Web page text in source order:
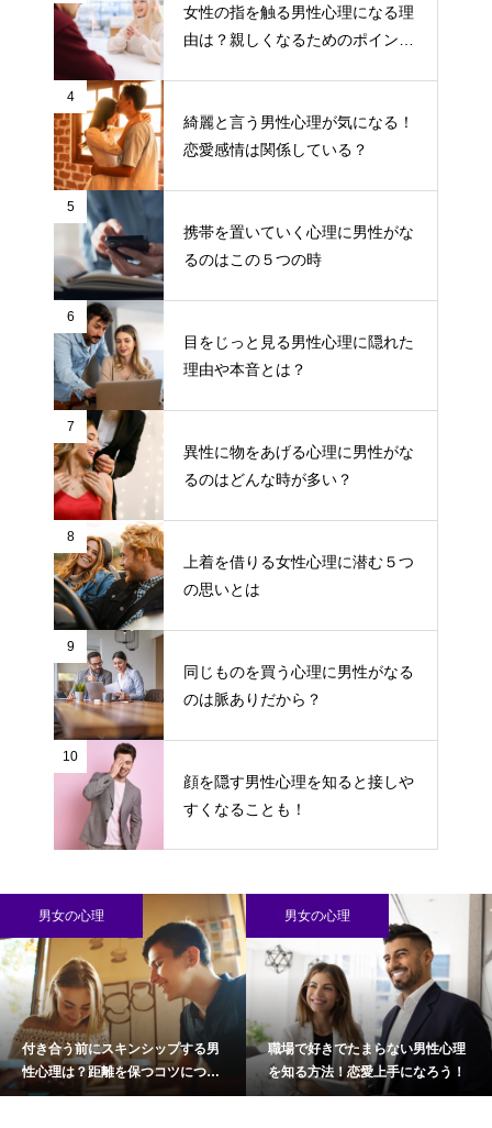
女性の指を触る男性心理になる理
由は？親しくなるためのポイント
4
綺麗と言う男性心理が気になる！
恋愛感情は関係している？
5
携帯を置いていく心理に男性がな
るのはこの５つの時
6
目をじっと見る男性心理に隠れた
理由や本音とは？
7
異性に物をあげる心理に男性がな
るのはどんな時が多い？
8
上着を借りる女性心理に潜む５つ
の思いとは
9
同じものを買う心理に男性がなる
のは脈ありだから？
10
顔を隠す男性心理を知ると接しや
すくなることも！
男女の心理
付き合う前にスキンシップする男
性心理は？距離を保つコツについ
て
男女の心理
職場で好きでたまらない男性心理
を知る方法！恋愛上手になろう！